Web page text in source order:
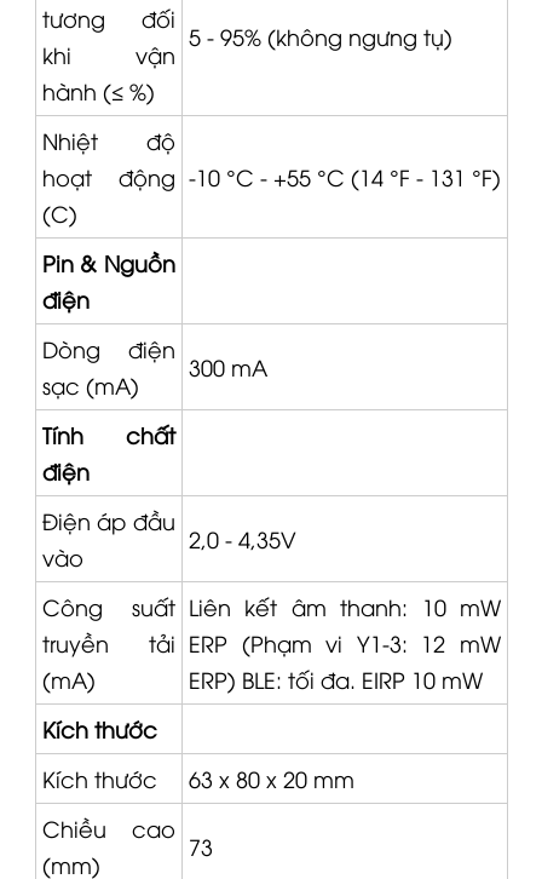
tương đối
khi vận
hành (≤ %)
5 - 95% (không ngưng tụ)
Nhiệt độ
hoạt động
(C)
-10 °C - +55 °C (14 °F - 131 °F)
Pin & Nguồn
điện
Dòng điện
sạc (mA)
300 mA
Tính chất
điện
Điện áp đầu
vào
2,0 - 4,35V
Công suất
truyền tải
(mA)
Liên kết âm thanh: 10 mW
ERP (Phạm vi Y1-3: 12 mW
ERP) BLE: tối đa. EIRP 10 mW
Kích thước
Kích thước
63 x 80 x 20 mm
Chiều cao
(mm)
73